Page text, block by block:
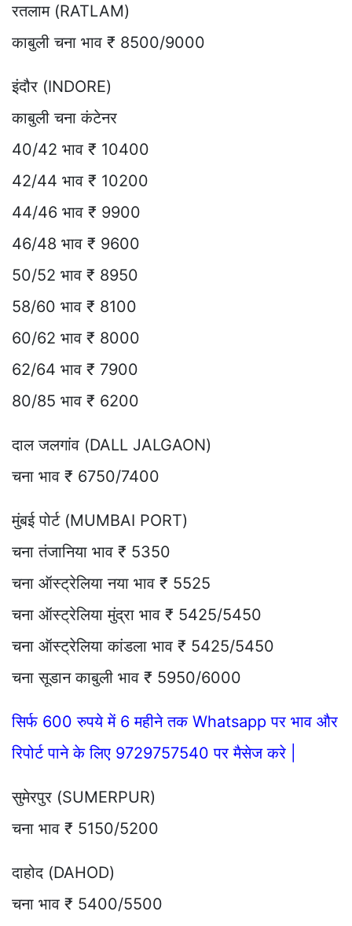
रतलाम (RATLAM)
काबुली चना भाव ₹ 8500/9000
इंदौर (INDORE)
काबुली चना कंटेनर
40/42 भाव ₹ 10400
42/44 भाव ₹ 10200
44/46 भाव ₹ 9900
46/48 भाव ₹ 9600
50/52 भाव ₹ 8950
58/60 भाव ₹ 8100
60/62 भाव ₹ 8000
62/64 भाव ₹ 7900
80/85 भाव ₹ 6200
दाल जलगांव (DALL JALGAON)
चना भाव ₹ 6750/7400
मुंबई पोर्ट (MUMBAI PORT)
चना तंजानिया भाव ₹ 5350
चना ऑस्ट्रेलिया नया भाव ₹ 5525
चना ऑस्ट्रेलिया मुंद्रा भाव ₹ 5425/5450
चना ऑस्ट्रेलिया कांडला भाव ₹ 5425/5450
चना सूडान काबुली भाव ₹ 5950/6000
सिर्फ 600 रुपये में 6 महीने तक Whatsapp पर भाव और
रिपोर्ट पाने के लिए 9729757540 पर मैसेज करे |
सुमेरपुर (SUMERPUR)
चना भाव ₹ 5150/5200
दाहोद (DAHOD)
चना भाव ₹ 5400/5500